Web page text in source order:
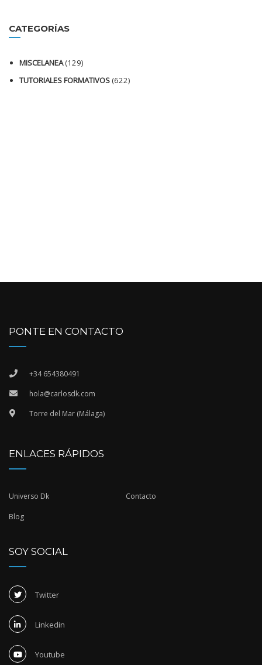
CATEGORÍAS
MISCELANEA(129)
TUTORIALES FORMATIVOS(622)
PONTE EN CONTACTO
+34 654380491
hola@carlosdk.com
Torre del Mar (Málaga)
ENLACES RÁPIDOS
Universo Dk Contacto
Blog
SOY SOCIAL
Twitter
Linkedin
Youtube